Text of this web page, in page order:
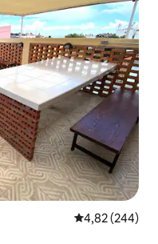
4,82 de uma
4,82 (244)